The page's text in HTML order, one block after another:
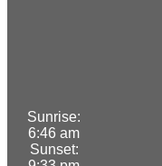
Sunrise:
6:46 am
Sunset: